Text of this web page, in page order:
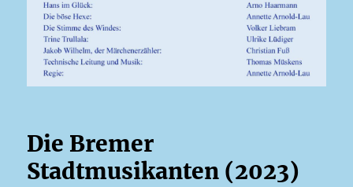
Die Bremer
Stadtmusikanten (2023)